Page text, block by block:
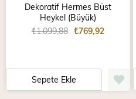
Dekoratif Hermes Büst
Heykel (Büyük)
₺769,92
₺1.099,88
Sepete Ekle